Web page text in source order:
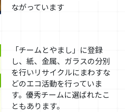
ながっています
「チームとやまし」に登録
し、紙、金属、ガラスの分別
を行いリサイクルにまわすな
どのエコ活動を行っていま
す。優秀チームに選ばれたこ
ともあります。